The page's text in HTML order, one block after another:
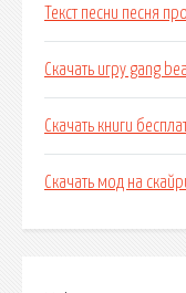
Текст песни песня
Скачать игру gang
Скачать книги
Скачать мод на